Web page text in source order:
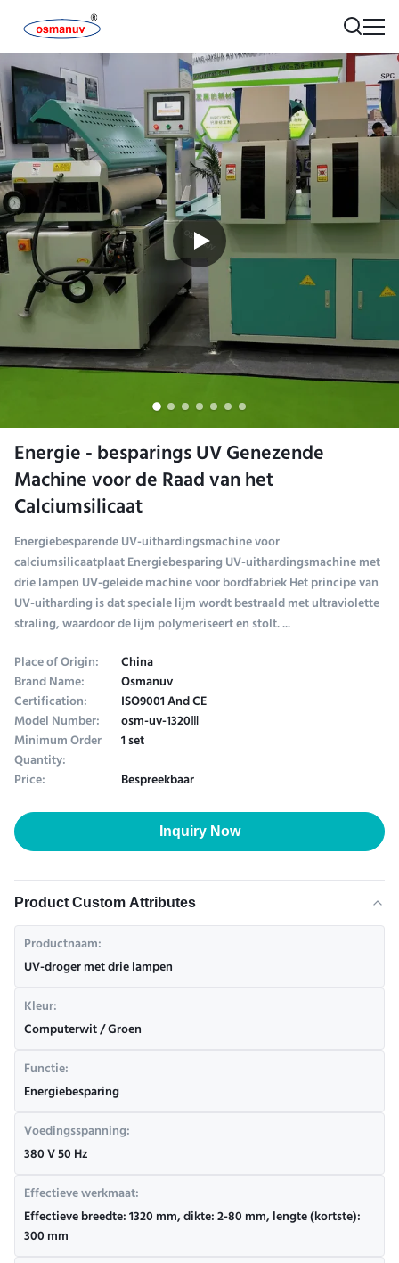
Energie - besparings UV Genezende
Machine voor de Raad van het
Calciumsilicaat
Energiebesparende UV-uithardingsmachine voor
calciumsilicaatplaat Energiebesparing UV-uithardingsmachine met
drie lampen UV-geleide machine voor bordfabriek Het principe van
UV-uitharding is dat speciale lijm wordt bestraald met ultraviolette
straling, waardoor de lijm polymeriseert en stolt. ...
Place of Origin:
China
Brand Name: Osmanuv
Certification: ISO9001 And CE
Model Number: osm-uv-1320Ⅲ
Minimum Order
Quantity:
1 set
Price:
Bespreekbaar
Inquiry Now
Product Custom Attributes
Productnaam:
UV-droger met drie lampen
Kleur:
Computerwit / Groen
Functie:
Energiebesparing
Voedingsspanning:
380 V 50 Hz
Effectieve werkmaat:
Effectieve breedte: 1320 mm, dikte: 2-80 mm, lengte (kortste):
300 mm